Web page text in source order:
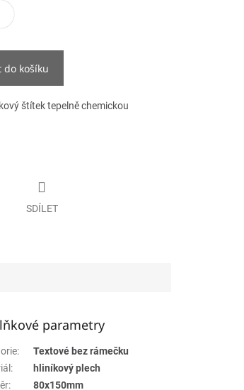
do košíku
štítek tepelně chemickou
SDÍLET
parametry
:
Textové bez rámečku
:
hliníkový plech
: 80x150mm